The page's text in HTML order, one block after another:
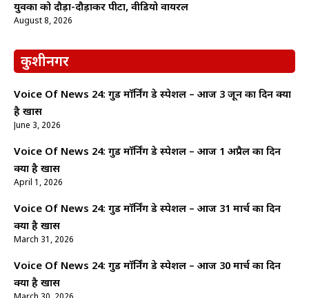
युवकों को दौड़ा-दौड़ाकर पीटा, वीडियो वायरल
August 8, 2026
कुशीनगर
Voice Of News 24: गुड माॅर्निंग डे स्पेशल – आज 3 जून का दिन क्यों
है खास
June 3, 2026
Voice Of News 24: गुड माॅर्निंग डे स्पेशल – आज 1 अप्रैल का दिन
क्यों है खास
April 1, 2026
Voice Of News 24: गुड माॅर्निंग डे स्पेशल – आज 31 मार्च का दिन
क्यों है खास
March 31, 2026
Voice Of News 24: गुड माॅर्निंग डे स्पेशल – आज 30 मार्च का दिन
क्यों है खास